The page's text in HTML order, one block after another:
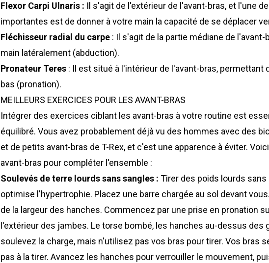
Flexor Carpi Ulnaris : Il s'agit de l'extérieur de l'avant-bras, et l'une
importantes est de donner à votre main la capacité de se déplacer
Fléchisseur radial du carpe : Il s'agit de la partie médiane de
main latéralement (abduction).
Pronateur Teres : Il est situé à l'intérieur de l'avant-bras, permettant
bas (pronation).
MEILLEURS EXERCICES POUR LES AVANT-BRAS
Intégrer des exercices ciblant les avant-bras à votre routine est
équilibré. Vous avez probablement déjà vu des hommes avec des
et de petits avant-bras de T-Rex, et c'est une apparence à éviter.
avant-bras pour compléter l'ensemble :
Soulevés de terre lourds sans sangles : Tirer des poids lourds sans
optimise l'hypertrophie. Placez une barre chargée au sol devant
de la largeur des hanches. Commencez par une prise en pronation
l'extérieur des jambes. Le torse bombé, les hanches au-dessus des
soulevez la charge, mais n'utilisez pas vos bras pour tirer. Vos bras
pas à la tirer. Avancez les hanches pour verrouiller le mouvement,